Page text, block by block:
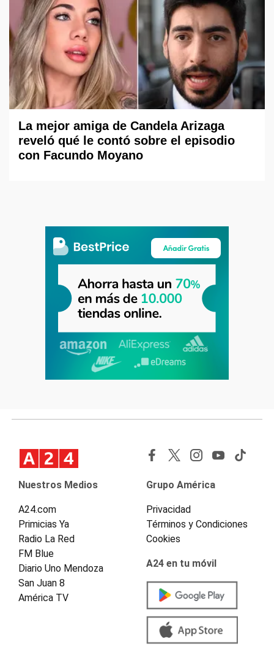
La mejor amiga de Candela Arizaga
reveló qué le contó sobre el episodio
con Facundo Moyano
Nuestros Medios
A24.com
Primicias Ya
Radio La Red
FM Blue
Diario Uno Mendoza
San Juan 8
América TV
Grupo América
Privacidad
Términos y Condiciones
Cookies
A24 en tu móvil